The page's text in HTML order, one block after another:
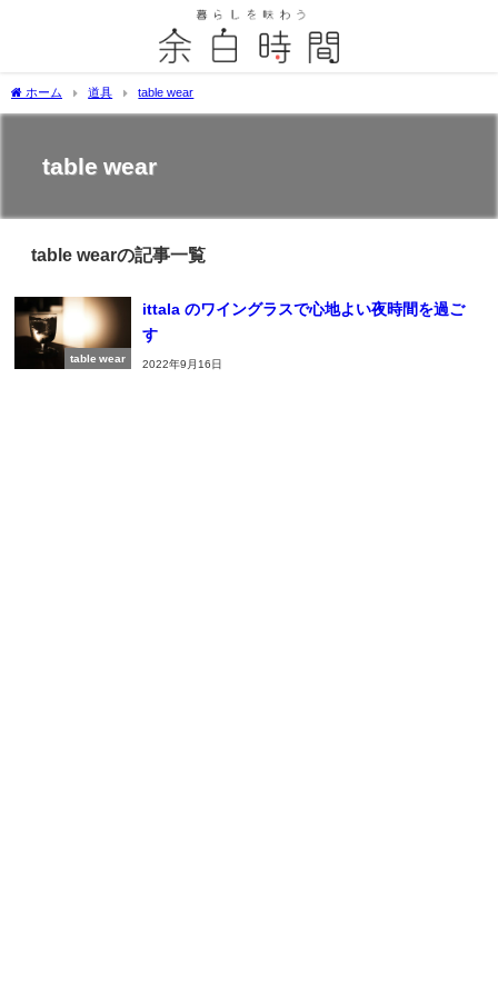
ホーム 道具 table wear
table wear
table wearの記事一覧
table wear
ittala のワイングラスで心地よい夜時間を過ご
す
2022年9月16日